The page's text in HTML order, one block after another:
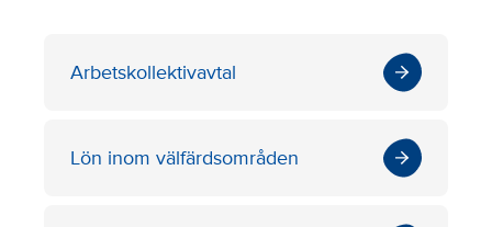
Arbetskollektivavtal
Lön inom välfärdsområden